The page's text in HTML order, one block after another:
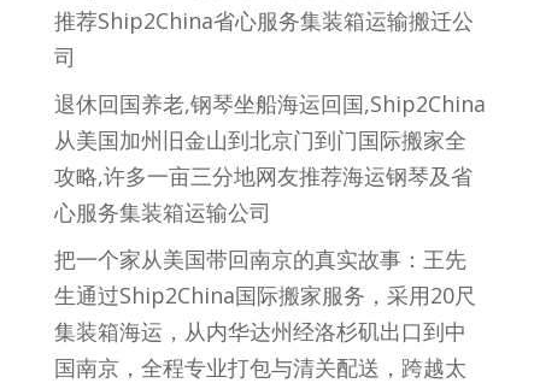
推荐Ship2China省心服务集装箱运输搬迁公
司
退休回国养老,钢琴坐船海运回国,Ship2China
从美国加州旧金山到北京门到门国际搬家全
攻略,许多一亩三分地网友推荐海运钢琴及省
心服务集装箱运输公司
把一个家从美国带回南京的真实故事：王先
生通过Ship2China国际搬家服务，采用20尺
集装箱海运，从内华达州经洛杉矶出口到中
国南京，全程专业打包与清关配送，跨越太